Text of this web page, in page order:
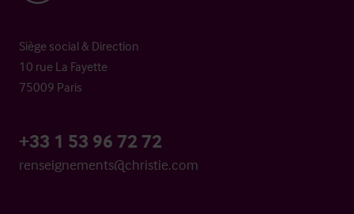
Siège social & Direction
10 rue La Fayette
75009 Paris
+33 1 53 96 72 72
renseignements@christie.com